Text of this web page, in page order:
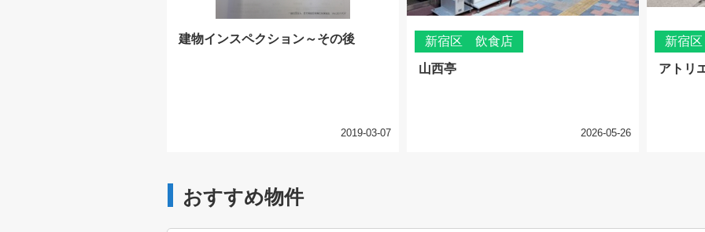
建物インスペクション～その後
2019-03-07
新宿区 飲食店
山西亭
2026-05-26
新宿
アトリ
おすすめ物件